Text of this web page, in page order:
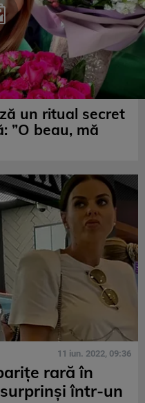
un ritual secret
”O beau, mă
11 iun. 2022, 09:36
rară în
într-un